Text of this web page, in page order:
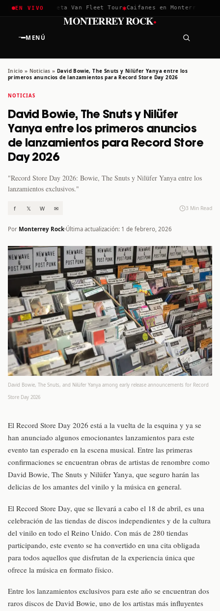
EN VIVO
2026 ✱Greta Van Fleet Tour✱Caifanes en Monterrey · 12
MENÚ
MONTERREY ROCK·
Inicio » Noticias » David Bowie, The Snuts y Nilüfer Yanya entre los
primeros anuncios de lanzamientos para Record Store Day 2026
NOTICIAS
David Bowie, The Snuts y Nilüfer
Yanya entre los primeros anuncios
de lanzamientos para Record Store
Day 2026
"Record Store Day 2026: Bowie, The Snuts y Nilüfer Yanya entre los
lanzamientos exclusivos."
f 𝕏 W ✉ 3 Min Read
Por Monterrey Rock Última actualización: 1 de febrero, 2026
David Bowie, The Snuts, and Nilüfer Yanya among early release announcements for Record
Store Day 2026
El Record Store Day 2026 está a la vuelta de la esquina y ya se
han anunciado algunos emocionantes lanzamientos para este
evento tan esperado en la escena musical. Entre las primeras
confirmaciones se encuentran obras de artistas de renombre como
David Bowie, The Snuts y Nilüfer Yanya, que seguro harán las
delicias de los amantes del vinilo y la música en general.
El Record Store Day, que se llevará a cabo el 18 de abril, es una
celebración de las tiendas de discos independientes y de la cultura
del vinilo en todo el Reino Unido. Con más de 280 tiendas
participando, este evento se ha convertido en una cita obligada
para todos aquellos que disfrutan de la experiencia única que
ofrece la música en formato físico.
Entre los lanzamientos exclusivos para este año se encuentran dos
raros discos de David Bowie, uno de los artistas más influyentes